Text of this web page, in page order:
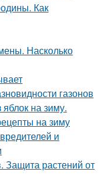
Как
Насколько
газонов
яблок на зиму.
на зиму
и
Защита растений от